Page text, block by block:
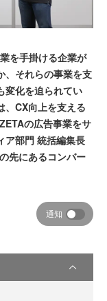
を手掛ける企業が
、それらの事業を支
変化を迫られてい
CX向上を支える
の広告事業をサ
ア部門 統括編集長
先にあるコンバー
通知